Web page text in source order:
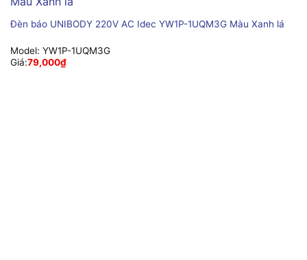
Đèn báo UNIBODY 220V AC Idec YW1P-1UQM3G Màu Xanh lá
Model: YW1P-1UQM3G
Giá:79,000₫